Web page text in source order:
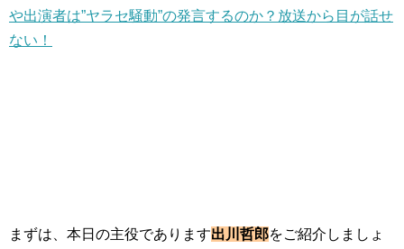
や出演者は”ヤラセ騒動”の発言するのか？放送から目が話せ
ない！
まずは、本日の主役であります出川哲郎をご紹介しましょ